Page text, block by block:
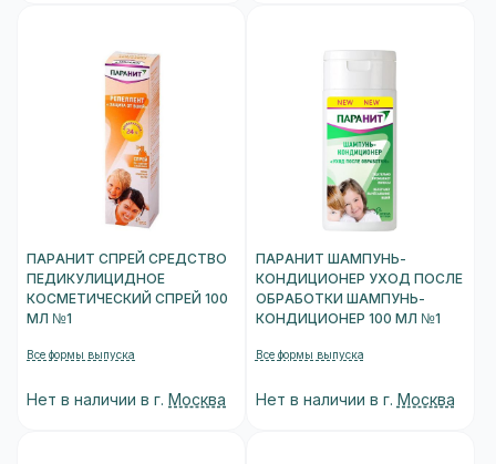
ПАРАНИТ СПРЕЙ СРЕДСТВО
ПЕДИКУЛИЦИДНОЕ
КОСМЕТИЧЕСКИЙ СПРЕЙ 100
МЛ №1
Все формы выпуска
Нет в наличии в г. Москва
ПАРАНИТ ШАМПУНЬ-
КОНДИЦИОНЕР УХОД ПОСЛЕ
ОБРАБОТКИ ШАМПУНЬ-
КОНДИЦИОНЕР 100 МЛ №1
Все формы выпуска
Нет в наличии в г. Москва